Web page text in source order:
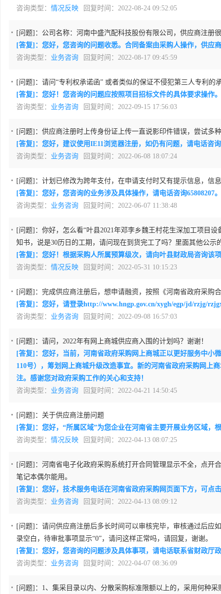
咨询类型： 情况反映 回复时间：2022-08-24 09:52:05
[问题]： 公司名称：河南中盛汽配科技股份有限公司，供应商注册
[答复]：您好，您咨询的问题收悉。合同备案由采购人操作，供应
咨询类型： 业务咨询 回复时间：2022-08-17 09:45:59
[问题]： 请问“专利权承诺函” 或者类似的保证不侵犯第三人专利
[答复]：您好！您咨询的问题应按照项目招标文件的具体要求操作
咨询类型： 业务咨询 回复时间：2022-09-15 17:56:03
[问题]： 供应商注册时上传身份证上传一直说影印件错误，尝试多
[答复]：您好，建议使用IE11浏览器注册，如仍有问题，请电话咨
咨询类型： 业务咨询 回复时间：2022-06-08 18:07:24
[问题]： 计划已修改为跨年支付，在申请支付时又有提示信息，信
[答复]：您好，您咨询的业务涉及具体操作，请电话咨询65808207
咨询类型： 业务咨询 回复时间：2022-06-07 11:38:48
[问题]： 你好，怎么看“叶县2021年邓李乡魏王村花生深加工项目
知书，说是30历日的工期，请问现在到货完工了吗？里面其他公
[答复]：您好！根据采购人所属预算级次，请向叶县财政局咨询该
咨询类型： 情况反映 回复时间：2022-05-31 10:15:23
[问题]： 完成供应商注册后，想申请融资，按照《河南省政府采购
[答复]：您好，请登录http://www.hngp.gov.cn/xygh/egp/jd/rzjg/
咨询类型： 业务咨询 回复时间：2022-09-08 16:57:03
[问题]： 请问，2022年有网上商城供应商入围的计划吗？谢谢！
[答复]：您好，当前，河南省政府采购网上商城正以更好服务中小
110号），筹划网上商城升级改造事宜。新的河南省政府采购网上
注。感谢您对政府采购工作的关心和支持！
咨询类型： 业务咨询 回复时间：2022-04-21 14:50:45
[问题]： 关于供应商注册问题
[答复]：您好，“所属区域”为您企业在河南省主要开展业务区域，
咨询类型： 情况反映 回复时间：2022-04-13 08:07:25
[问题]： 河南省电子化政府采购系统打开合同管理显示不全，点开
笔记本偶尔能用。
[答复]：您好，技术服务电话在河南省政府采购网页面下方，可点
咨询类型： 业务咨询 回复时间：2022-04-13 08:09:12
[问题]： 请问供应商注册后多长时间可以审核完毕，审核通过后应
录空白，待审批事项显示“0”，请问这样正常吗，请回复，谢谢。
[答复]：您好，您咨询的问题涉及具体事项，请电话联系省财政厅
咨询类型： 业务咨询 回复时间：2022-04-07 08:36:09
[问题]： 1、集采目录以内、分散采购标准限额以上的，采用何种